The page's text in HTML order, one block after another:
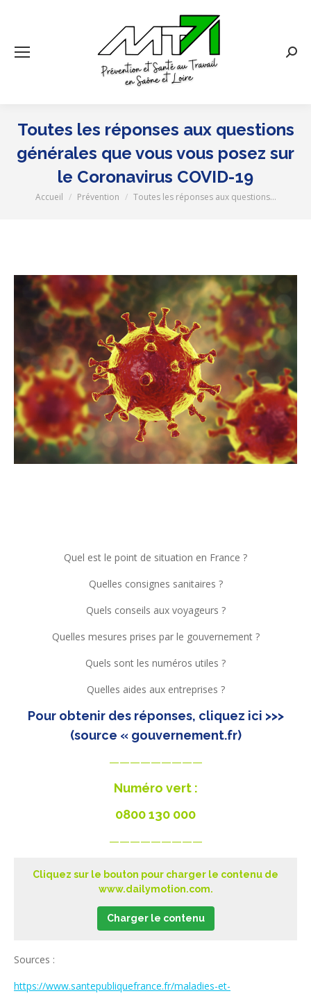
Toutes les réponses aux questions
générales que vous vous posez sur
le Coronavirus COVID-19
Vous êtes ici :
Accueil Prévention Toutes les réponses aux questions…
Quel est le point de situation en France ?
Quelles consignes sanitaires ?
Quels conseils aux voyageurs ?
Quelles mesures prises par le gouvernement ?
Quels sont les numéros utiles ?
Quelles aides aux entreprises ?
Pour obtenir des réponses, cliquez ici >>>
(source « gouvernement.fr)
—————————
Numéro vert :
0800 130 000
—————————
Cliquez sur le bouton pour charger le contenu de
www.dailymotion.com.
Charger le contenu
Sources :
https://www.santepubliquefrance.fr/maladies-et-